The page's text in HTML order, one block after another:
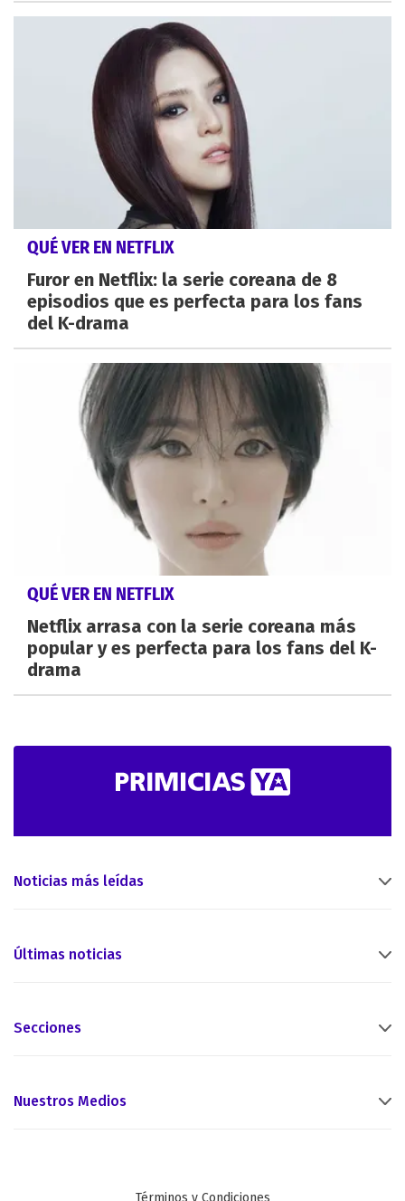
QUÉ VER EN NETFLIX
Furor en Netflix: la serie coreana de 8
episodios que es perfecta para los fans
del K-drama
QUÉ VER EN NETFLIX
Netflix arrasa con la serie coreana más
popular y es perfecta para los fans del K-
drama
Noticias más leídas
Últimas noticias
Secciones
Nuestros Medios